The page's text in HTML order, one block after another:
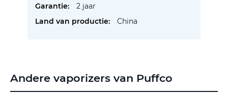
2 jaar
China
Andere vaporizers van Puffco